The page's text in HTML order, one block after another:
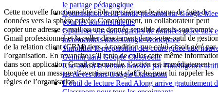
le partage pédagogique
Optimisation de la bande passante sur Google
pour les administrateurs
Optimiser vos sauvegardes de données grâce aux
incrémentiels dans Google Workspace
Simplifier la préparation des cours grâce aux
Gemini dans Google Classroom
Une aide à la lecture boostée par l'intelligence
les élèves dans Google Classroom
L'outil de lecture Read Along arrive gratuitement
Cette nouvelle fonctionnalité cible précisément le risque de fuite de
données vers la sphère privée. Concrètement, un collaborateur peut
copier une adresse e-mail ou une donnée sensible depuis son compte
Gmail professionnel et la coller directement dans votre outil de
de la relation client (CRM) tiers, à condition que celui-ci soit géré par
l’organisation. En revanche, s’il tente de coller cette même
dans son application Gmail personnelle, l’action est immédiatement
bloquée et un message d’avertissement s’affiche pour lui rappeler les
règles de l’organisation.